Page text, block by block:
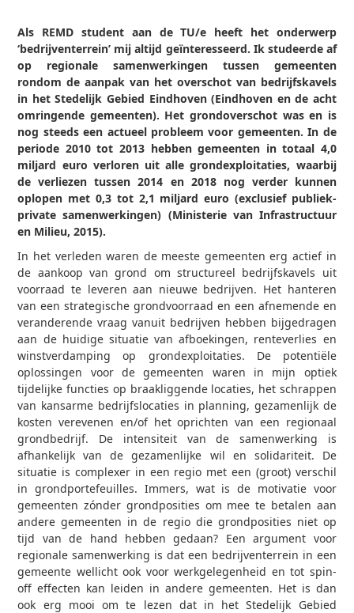
Als REMD student aan de TU/e heeft het onderwerp
‘bedrijventerrein’ mij altijd geïnteresseerd. Ik studeerde af
op regionale samenwerkingen tussen gemeenten
rondom de aanpak van het overschot van bedrijfskavels
in het Stedelijk Gebied Eindhoven (Eindhoven en de acht
omringende gemeenten). Het grondoverschot was en is
nog steeds een actueel probleem voor gemeenten. In de
periode 2010 tot 2013 hebben gemeenten in totaal 4,0
miljard euro verloren uit alle grondexploitaties, waarbij
de verliezen tussen 2014 en 2018 nog verder kunnen
oplopen met 0,3 tot 2,1 miljard euro (exclusief publiek-
private samenwerkingen) (Ministerie van Infrastructuur
en Milieu, 2015).
In het verleden waren de meeste gemeenten erg actief in
de aankoop van grond om structureel bedrijfskavels uit
voorraad te leveren aan nieuwe bedrijven. Het hanteren
van een strategische grondvoorraad en een afnemende en
veranderende vraag vanuit bedrijven hebben bijgedragen
aan de huidige situatie van afboekingen, renteverlies en
winstverdamping op grondexploitaties. De potentiële
oplossingen voor de gemeenten waren in mijn optiek
tijdelijke functies op braakliggende locaties, het schrappen
van kansarme bedrijfslocaties in planning, gezamenlijk de
kosten verevenen en/of het oprichten van een regionaal
grondbedrijf. De intensiteit van de samenwerking is
afhankelijk van de gezamenlijke wil en solidariteit. De
situatie is complexer in een regio met een (groot) verschil
in grondportefeuilles. Immers, wat is de motivatie voor
gemeenten zónder grondposities om mee te betalen aan
andere gemeenten in de regio die grondposities niet op
tijd van de hand hebben gedaan? Een argument voor
regionale samenwerking is dat een bedrijventerrein in een
gemeente wellicht ook voor werkgelegenheid en tot spin-
off effecten kan leiden in andere gemeenten. Het is dan
ook erg mooi om te lezen dat in het Stedelijk Gebied